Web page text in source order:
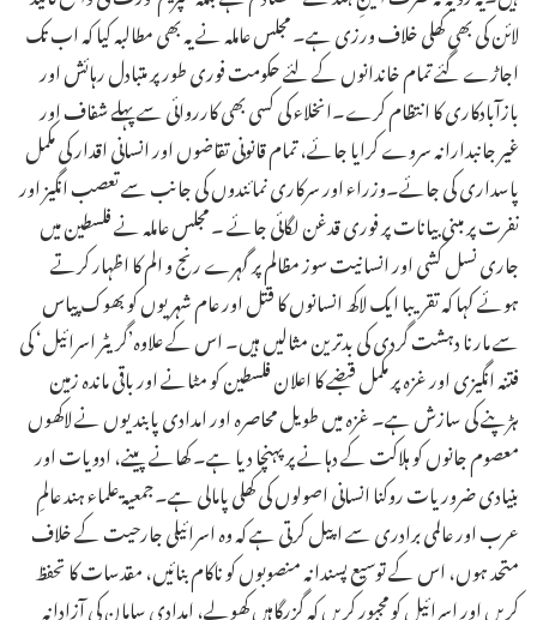
لائن کی بھی کھلی خلاف ورزی ہے۔ مجلس عاملہ نے یہ بھی مطالبہ کیا کہ اب تک
اجاڑے گئے تمام خاندانوں کے لئے حکومت فوری طور پر متبادل رہائش اور
بازآبادکاری کا انتظام کرے۔انخلاء کی کسی بھی کارروائی سے پہلے شفاف اور
غیر جانبدارانہ سروے کرایا جائے، تمام قانونی تقاضوں اور انسانی اقدار کی مکمل
پاسداری کی جائے۔وزراء اور سرکاری نمائندوں کی جانب سے تعصب انگیز اور
نفرت پر مبنی بیانات پر فوری قدغن لگائی جائے ۔ مجلس عاملہ نے فلسطین میں
جاری نسل کشی اور انسانیت سوز مظالم پر گہرے رنج و الم کا اظہار کرتے
ہوئے کہا کہ تقریبا ایک لاکھ انسانوں کا قتل اور عام شہریوں کو بھوک پیاس
سے مارنا دہشت گردی کی بدترین مثالیں ہیں۔ اس کے علاوہ’گریٹر اسرائیل‘ کی
فتنہ انگیزی اور غزہ پر مکمل قبضے کا اعلان فلسطین کو مٹانے اور باقی ماندہ زمین
ہڑپنے کی سازش ہے۔ غزہ میں طویل محاصرہ اور امدادی پابندیوں نے لاکھوں
معصوم جانوں کو ہلاکت کے دہانے پر پہنچا دیا ہے۔ کھانے پینے، ادویات اور
بنیادی ضروریات روکنا انسانی اصولوں کی کھلی پامالی ہے۔جمعیۃ علماء ہند عالمِ
عرب اور عالمی برادری سے اپیل کرتی ہے کہ وہ اسرائیلی جارحیت کے خلاف
متحد ہوں، اس کے توسیع پسندانہ منصوبوں کو ناکام بنائیں، مقدسات کا تحفظ
کریں اور اسرائیل کو مجبور کریں کہ گزرگاہیں کھولے، امدادی سامان کی آزادانہ